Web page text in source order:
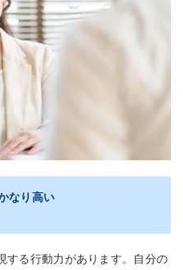
なり高い
する行動力があります。自分の